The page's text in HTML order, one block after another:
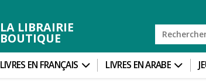
LA LIBRAIRIE
BOUTIQUE
LIVRES EN FRANÇAIS LIVRES EN ARABE